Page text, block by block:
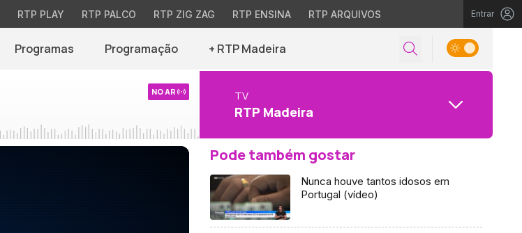
RTP PLAY RTP PALCO RTP ZIG ZAG RTP ENSINA RTP ARQUIVOS Entrar
Programas Programação + RTP Madeira
NO AR TV
RTP Madeira
Pode também gostar
Nunca houve tantos idosos em
Portugal (vídeo)